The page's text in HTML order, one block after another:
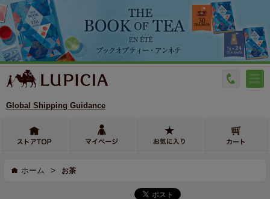
Global Shipping Guidance
ホーム > お茶